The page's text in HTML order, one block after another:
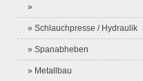
»
» Schlauchpresse / Hydraulik
» Spanabheben
» Metallbau